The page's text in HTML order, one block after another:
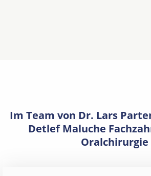
Im Team von Dr. Lars
Detlef Maluche
Oralchirurgie